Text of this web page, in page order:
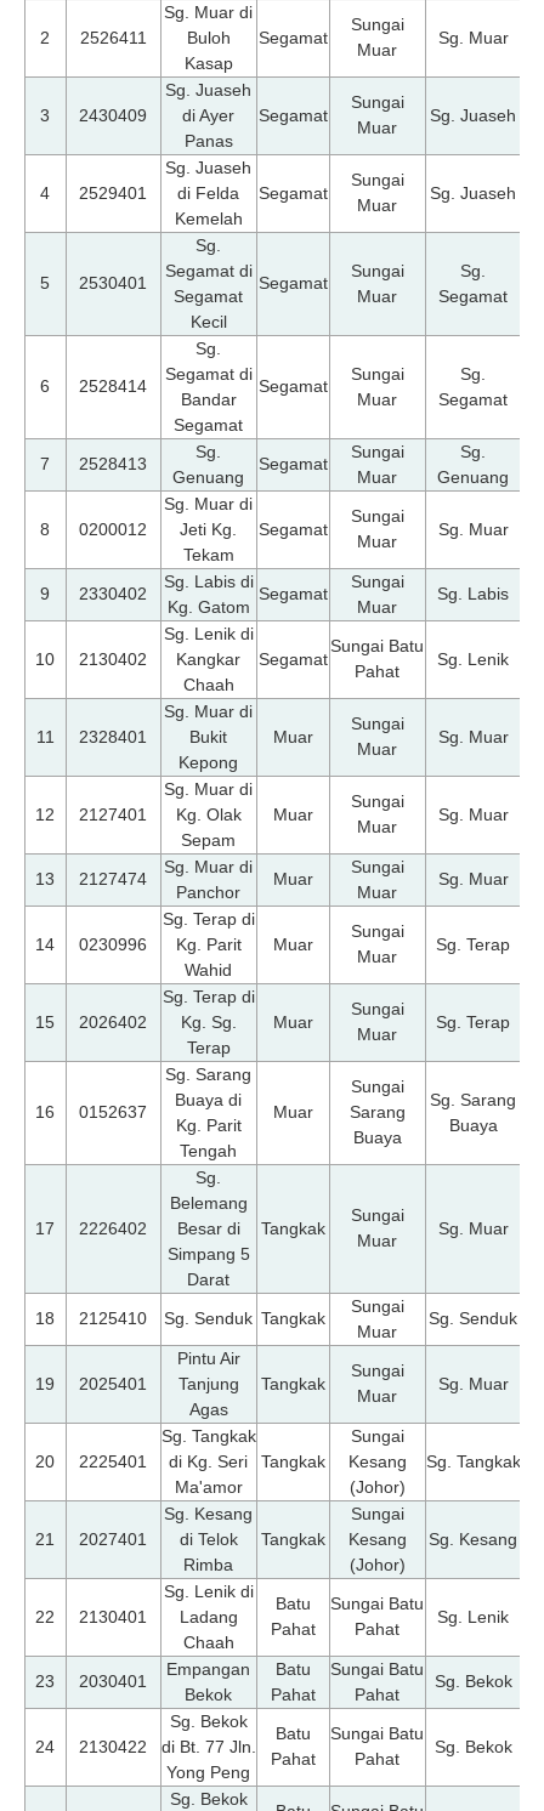
2 2526411
Sg. Muar di
Buloh
Kasap
Segamat
Sungai
Muar
Sg. Muar
3 2430409
Sg. Juaseh
di Ayer
Panas
Segamat
Sungai
Muar
Sg. Juaseh
4 2529401
Sg. Juaseh
di Felda
Kemelah
Segamat
Sungai
Muar
Sg. Juaseh
5 2530401
Sg.
Segamat di
Segamat
Kecil
Segamat
Sungai
Muar
Sg.
Segamat
6 2528414
Sg.
Segamat di
Bandar
Segamat
Segamat
Sungai
Muar
Sg.
Segamat
7 2528413
Sg.
Genuang
Segamat
Sungai
Muar
Sg.
Genuang
8 0200012
Sg. Muar di
Jeti Kg.
Tekam
Segamat
Sungai
Muar
Sg. Muar
9 2330402
Sg. Labis di
Kg. Gatom
Segamat
Sungai
Muar
Sg. Labis
10 2130402
Sg. Lenik di
Kangkar
Chaah
Segamat
Sungai Batu
Pahat
Sg. Lenik
11 2328401
Sg. Muar di
Bukit
Kepong
Muar
Sungai
Muar
Sg. Muar
12 2127401
Sg. Muar di
Kg. Olak
Sepam
Muar
Sungai
Muar
Sg. Muar
13 2127474
Sg. Muar di
Panchor
Muar
Sungai
Muar
Sg. Muar
14 0230996
Sg. Terap di
Kg. Parit
Wahid
Muar
Sungai
Muar
Sg. Terap
15 2026402
Sg. Terap di
Kg. Sg.
Terap
Muar
Sungai
Muar
Sg. Terap
16 0152637
Sg. Sarang
Buaya di
Kg. Parit
Tengah
Muar
Sungai
Sarang
Buaya
Sg. Sarang
Buaya
17 2226402
Sg.
Belemang
Besar di
Simpang 5
Darat
Tangkak
Sungai
Muar
Sg. Muar
18 2125410 Sg. Senduk Tangkak
Sungai
Muar
Sg. Senduk
19 2025401
Pintu Air
Tanjung
Agas
Tangkak
Sungai
Muar
Sg. Muar
20 2225401
Sg. Tangkak
di Kg. Seri
Ma'amor
Tangkak
Sungai
Kesang
(Johor)
Sg. Tangkak
21 2027401
Sg. Kesang
di Telok
Rimba
Tangkak
Sungai
Kesang
(Johor)
Sg. Kesang
22 2130401
Sg. Lenik di
Ladang
Chaah
Batu
Pahat
Sungai Batu
Pahat
Sg. Lenik
23 2030401
Empangan
Bekok
Batu
Pahat
Sungai Batu
Pahat
Sg. Bekok
24 2130422
Sg. Bekok
di Bt. 77 Jln.
Yong Peng
Batu
Pahat
Sungai Batu
Pahat
Sg. Bekok
Sg. Bekok